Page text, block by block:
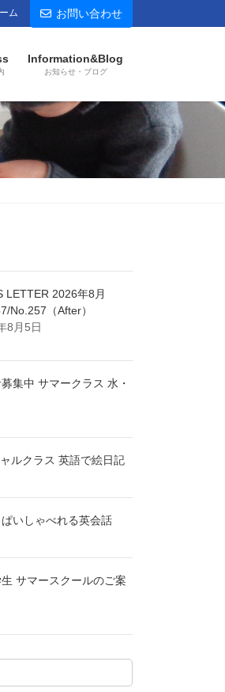
ム お問い合わせ
Information&Blog
お知らせ・ブログ
LETTER 2026年8月
No.257（After）
8月5日
集中 サマークラス 水・
ルクラス 英語で絵日記
いしゃべれる英会話
サマースクールのご案